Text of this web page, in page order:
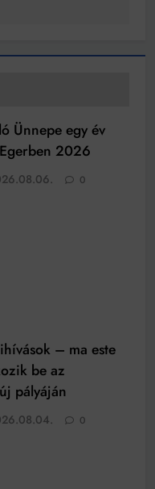
Ünnepe egy év
2026
0
– ma este
be az
pályáján
0